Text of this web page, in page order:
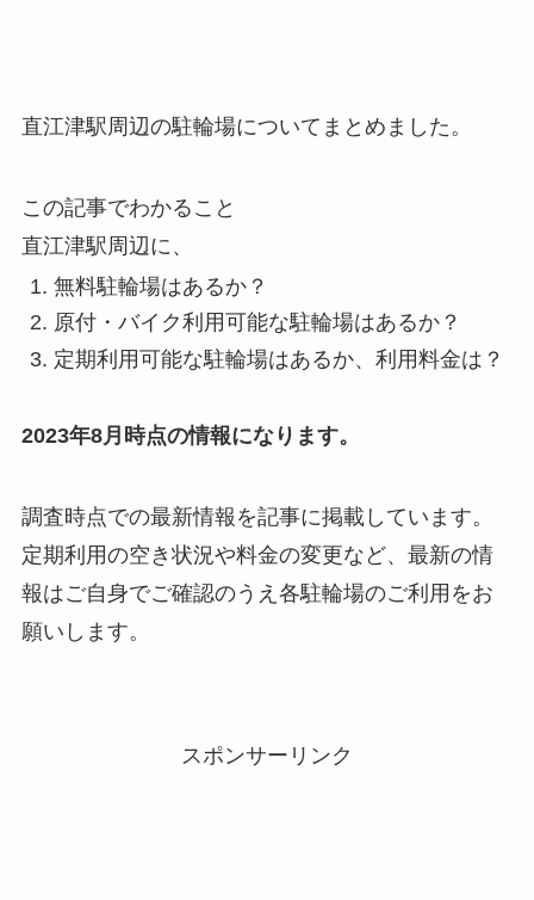
直江津駅周辺の駐輪場についてまとめました。
この記事でわかること
直江津駅周辺に、
無料駐輪場はあるか？
原付・バイク利用可能な駐輪場はあるか？
定期利用可能な駐輪場はあるか、利用料金は？
2023年8月時点の情報になります。
調査時点での最新情報を記事に掲載しています。
定期利用の空き状況や料金の変更など、最新の情
報はご自身でご確認のうえ各駐輪場のご利用をお
願いします。
スポンサーリンク